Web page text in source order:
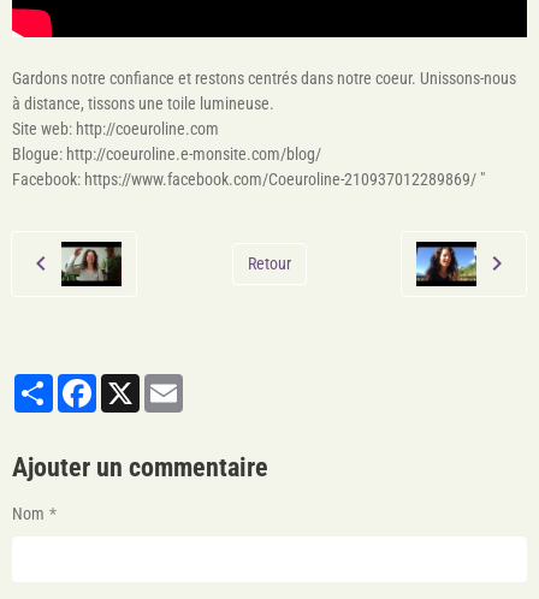
Gardons notre confiance et restons centrés dans notre coeur. Unissons-nous
à distance, tissons une toile lumineuse.
Site web: http://coeuroline.com
Blogue: http://coeuroline.e-monsite.com/blog/
Facebook: https://www.facebook.com/Coeuroline-210937012289869/ "
Retour
PartagerFacebook
X
Ajouter un commentaire
Nom